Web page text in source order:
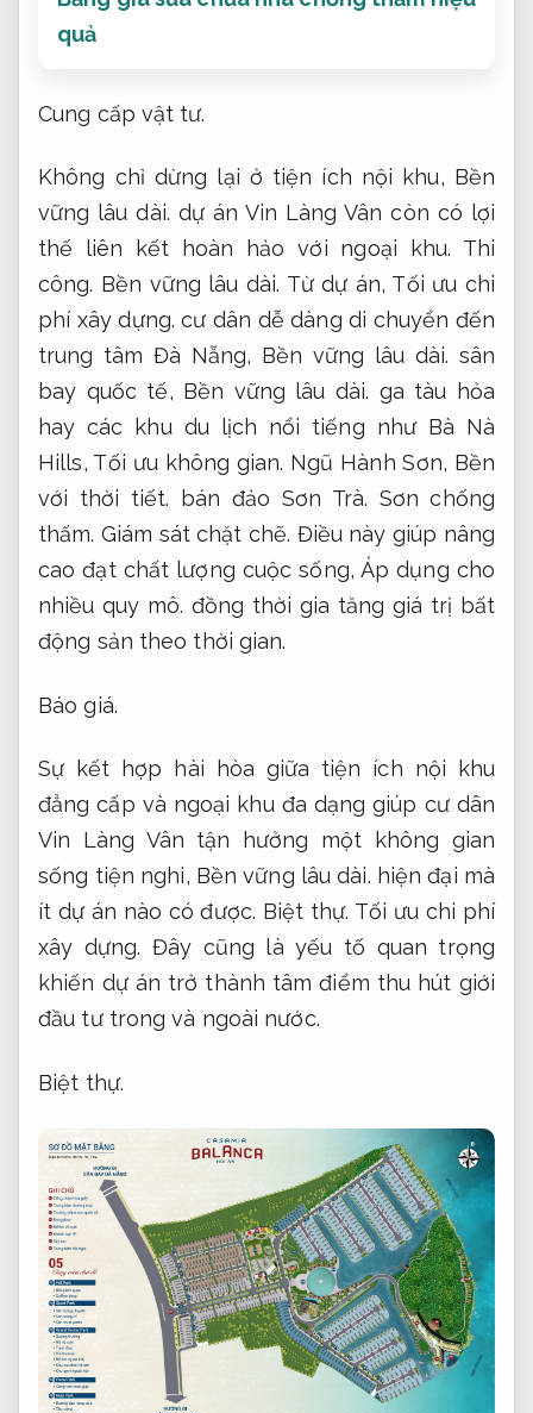
quả
Cung cấp vật tư.
Không chỉ dừng lại ở tiện ích nội khu, Bền
vững lâu dài. dự án Vin Làng Vân còn có lợi
thế liên kết hoàn hảo với ngoại khu. Thi
công. Bền vững lâu dài. Từ dự án, Tối ưu chi
phí xây dựng. cư dân dễ dàng di chuyển đến
trung tâm Đà Nẵng, Bền vững lâu dài. sân
bay quốc tế, Bền vững lâu dài. ga tàu hỏa
hay các khu du lịch nổi tiếng như Bà Nà
Hills, Tối ưu không gian. Ngũ Hành Sơn, Bền
với thời tiết. bán đảo Sơn Trà. Sơn chống
thấm. Giám sát chặt chẽ. Điều này giúp nâng
cao đạt chất lượng cuộc sống, Áp dụng cho
nhiều quy mô. đồng thời gia tăng giá trị bất
động sản theo thời gian.
Báo giá.
Sự kết hợp hài hòa giữa tiện ích nội khu
đẳng cấp và ngoại khu đa dạng giúp cư dân
Vin Làng Vân tận hưởng một không gian
sống tiện nghi, Bền vững lâu dài. hiện đại mà
ít dự án nào có được. Biệt thự. Tối ưu chi phí
xây dựng. Đây cũng là yếu tố quan trọng
khiến dự án trở thành tâm điểm thu hút giới
đầu tư trong và ngoài nước.
Biệt thự.